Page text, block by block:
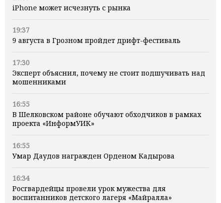
iPhone может исчезнуть с рынка
19:37
9 августа в Грозном пройдет дрифт-фестиваль
17:30
Эксперт объяснил, почему не стоит подшучивать над
мошенниками
16:55
В Шелковском районе обучают обходчиков в рамках
проекта «ИнформУИК»
16:55
Умар Даудов награжден Орденом Кадырова
16:34
Росгвардейцы провели урок мужества для
воспитанников детского лагеря «Майралла»